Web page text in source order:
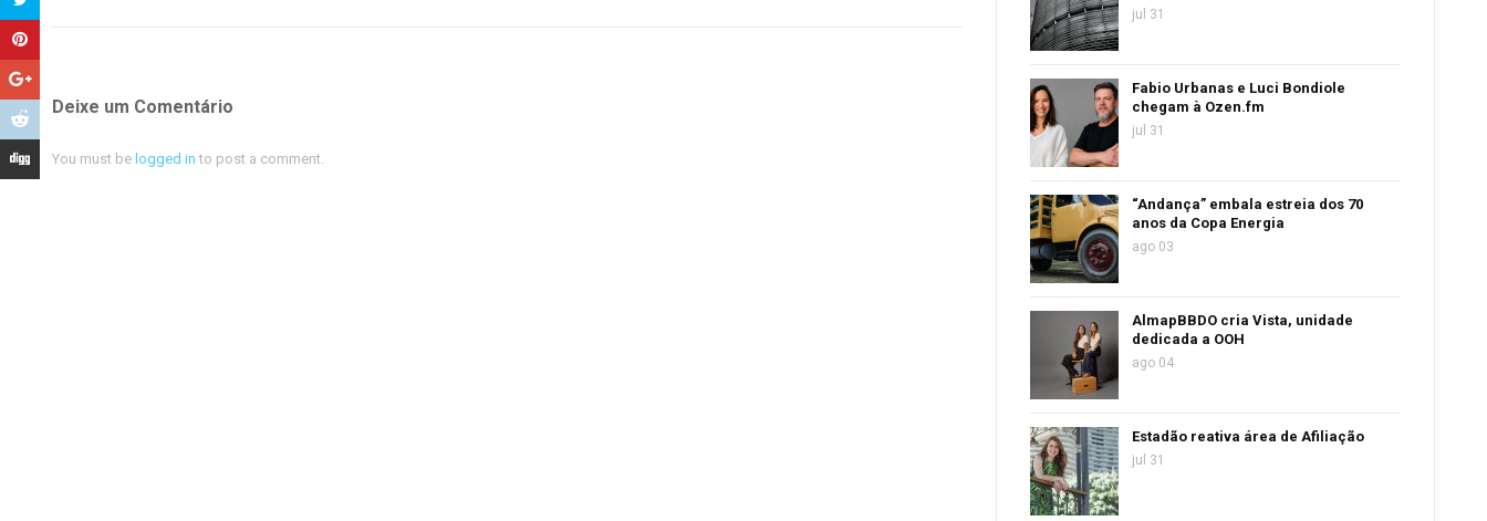
Deixe um Comentário
You must be logged in to post a comment.
jul 31
Fabio Urbanas e Luci Bondiole
chegam à Ozen.fm
jul 31
“Andança” embala estreia dos 70
anos da Copa Energia
ago 03
AlmapBBDO cria Vista, unidade
dedicada a OOH
ago 04
Estadão reativa área de Afiliação
jul 31